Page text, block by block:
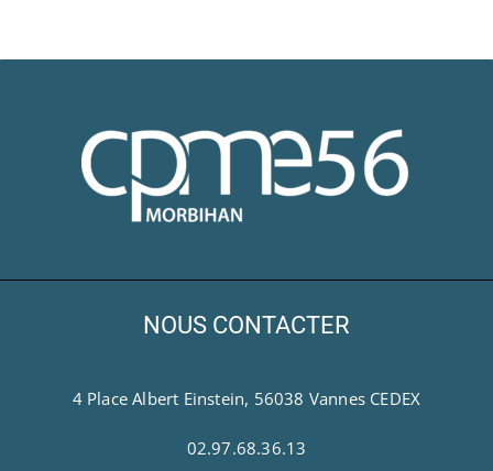
NOUS CONTACTER
4 Place Albert Einstein, 56038 Vannes CEDEX
02.97.68.36.13